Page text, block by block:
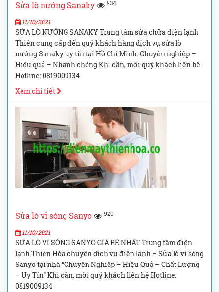
Sửa lò nướng Sanaky 934
11/10/2021
SỬA LÒ NƯỚNG SANAKY Trung tâm sửa chữa điện lạnh
Thiên cung cấp đến quý khách hàng dịch vụ sửa lò
nướng Sanaky uy tín tại Hồ Chí Minh. Chuyên nghiệp –
Hiệu quả – Nhanh chóng Khi cần, mời quý khách liên hệ
Hotline: 0819009134
Xem chi tiết
Sửa lò vi sóng Sanyo 920
11/10/2021
SỬA LÒ VI SÓNG SANYO GIÁ RẺ NHẤT Trung tâm điện
lạnh Thiên Hòa chuyên dịch vụ điện lạnh – Sửa lò vi sóng
Sanyo tại nhà “Chuyên Nghiệp – Hiệu Quả – Chất Lượng
– Uy Tín” Khi cần, mời quý khách liên hệ Hotline:
0819009134